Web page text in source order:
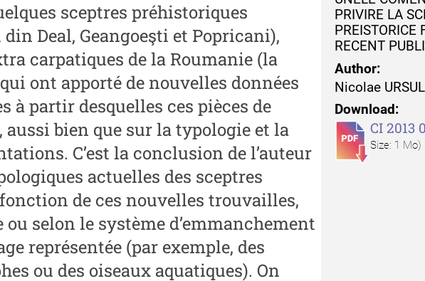
-
Buletinul ”Ioan Neculce” al
Muzeului de Istorie a
Moldovei - XXIII / 2017
Buletinul ”Ioan Neculce” al
Muzeului de Istorie a
Moldovei - XXII / 2016
Indexul Complet
Anuarul
al Moldovei -
Anuarul
al Moldovei -
Indexul
Buletinul Centrului de Cercetare și
Conservare-Restaurare a
Patrimoniului
MediCult - Revista
sceptres préhistoriques
Deal, Geangoeşti et Popricani),
carpatiques de la Roumanie (la
ont apporté de nouvelles données
à partir desquelles ces pièces de
aussi bien que sur la typologie et la
C’est la conclusion de l’auteur
actuelles des sceptres
de ces nouvelles trouvailles,
selon le système d’emmanchement
représentée (par exemple, des
ou des oiseaux aquatiques). On
PRIVIRE LA
PREISTORICE
RECENT
Author:
Nicolae
Download:
CI 2013
Size: 1 Mo)